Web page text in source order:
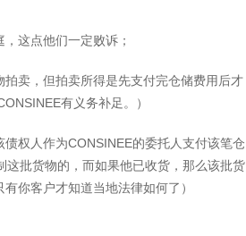
这点他们一定败诉；
卖，但拍卖所得是先支付完仓储费用后才
有义务补足。）
权人作为CONSINEE的委托人支付该笔仓
批货物的，而如果他已收货，那么该批货
你客户才知道当地法律如何了）